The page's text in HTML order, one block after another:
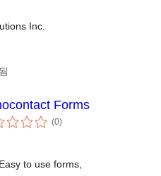
Inc.
Forms
(0전
체)
to use forms,